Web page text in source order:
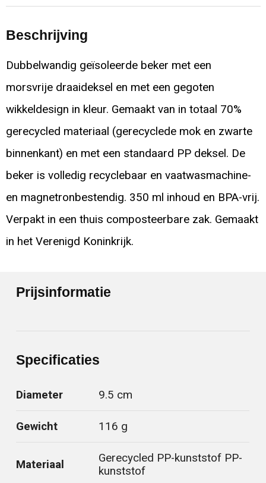
Beschrijving
Dubbelwandig geïsoleerde beker met een
morsvrije draaideksel en met een gegoten
wikkeldesign in kleur. Gemaakt van in totaal 70%
gerecycled materiaal (gerecyclede mok en zwarte
binnenkant) en met een standaard PP deksel. De
beker is volledig recyclebaar en vaatwasmachine-
en magnetronbestendig. 350 ml inhoud en BPA-vrij.
Verpakt in een thuis composteerbare zak. Gemaakt
in het Verenigd Koninkrijk.
Prijsinformatie
Specificaties
Diameter 9.5 cm
Gewicht 116 g
Materiaal
Gerecycled PP-kunststof PP-
kunststof